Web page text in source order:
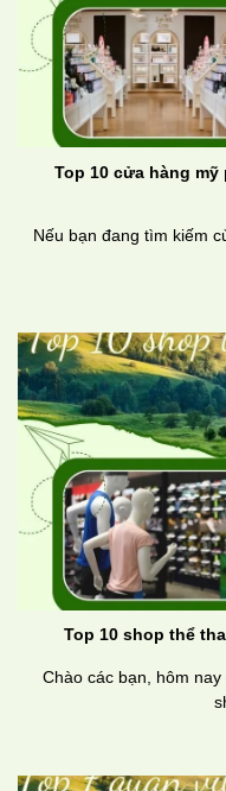
Top 10 cửa hàng
Nếu bạn đang tìm kiếm
Top 10 shop thể
Chào các bạn, hôm